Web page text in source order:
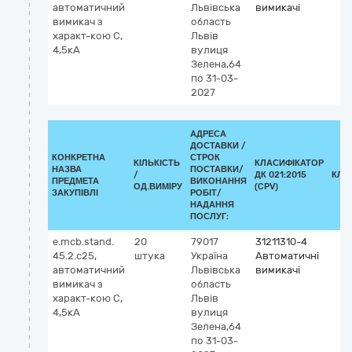
автоматичний
вимикач з
характ-кою С,
4,5кА
Львівська
область
Львів
вулиця
Зелена,64
по 31-03-
2027
вимикачі
КОНКРЕТНА
НАЗВА
ПРЕДМЕТА
ЗАКУПІВЛІ
КІЛЬКІСТЬ
/
ОД.ВИМІРУ
АДРЕСА
ДОСТАВКИ /
СТРОК
ПОСТАВКИ/
ВИКОНАННЯ
РОБІТ/
НАДАННЯ
ПОСЛУГ:
КЛАСИФІКАТОР
ДК 021:2015
(CPV)
e.mcb.stand.
45.2.c25,
автоматичний
вимикач з
характ-кою С,
4,5кА
20
штука
79017
Україна
Львівська
область
Львів
вулиця
Зелена,64
по 31-03-
31211310-4
Автоматичні
вимикачі